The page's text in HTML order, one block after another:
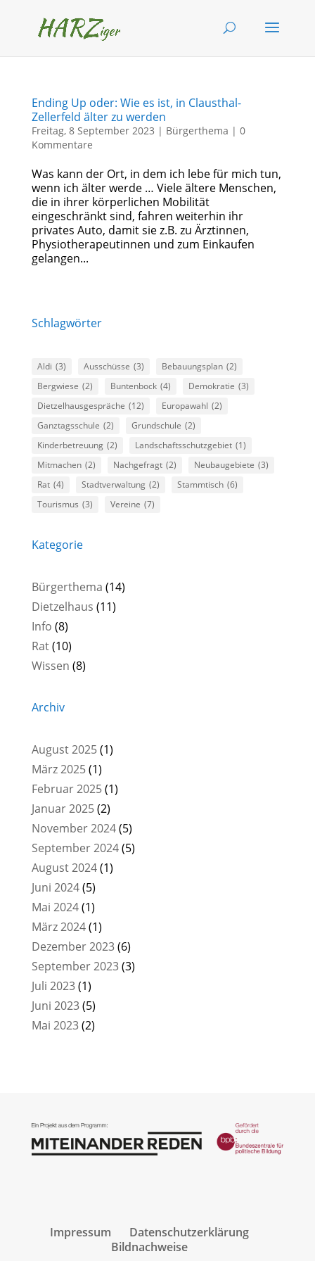
Ending Up oder: Wie es ist, in Clausthal-
Zellerfeld älter zu werden
Freitag, 8 September 2023 | Bürgerthema | 0
Kommentare
Was kann der Ort, in dem ich lebe für mich tun,
wenn ich älter werde … Viele ältere Menschen,
die in ihrer körperlichen Mobilität
eingeschränkt sind, fahren weiterhin ihr
privates Auto, damit sie z.B. zu Ärztinnen,
Physiotherapeutinnen und zum Einkaufen
gelangen...
Schlagwörter
Aldi (3) Ausschüsse (3) Bebauungsplan (2)
Bergwiese (2) Buntenbock (4) Demokratie (3)
Dietzelhausgespräche (12) Europawahl (2)
Ganztagsschule (2) Grundschule (2)
Kinderbetreuung (2) Landschaftsschutzgebiet (1)
Mitmachen (2) Nachgefragt (2) Neubaugebiete (3)
Rat (4) Stadtverwaltung (2) Stammtisch (6)
Tourismus (3) Vereine (7)
Kategorie
Bürgerthema (14)
Dietzelhaus (11)
Info (8)
Rat(10)
Wissen (8)
Archiv
August 2025(1)
März 2025(1)
Februar 2025(1)
Januar 2025(2)
November 2024(5)
September 2024(5)
August 2024(1)
Juni 2024(5)
Mai 2024(1)
März 2024(1)
Dezember 2023(6)
September 2023(3)
Juli 2023(1)
Juni 2023(5)
Mai 2023(2)
Impressum
Datenschutzerklärung
Bildnachweise